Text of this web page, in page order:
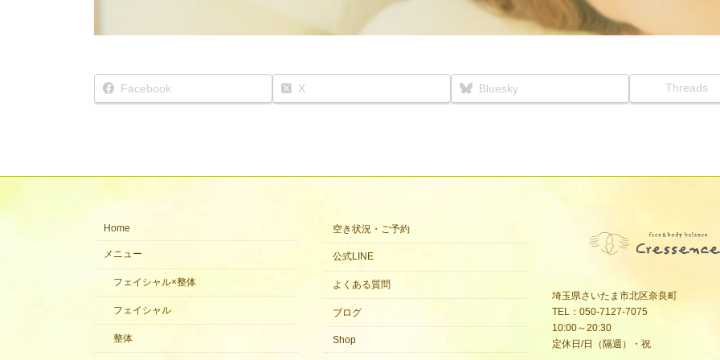
Facebook X Bluesky Threads
Home
メニュー
フェイシャル×整体
フェイシャル
整体
空き状況・ご予約
公式LINE
よくある質問
ブログ
Shop
埼玉県さいたま市北区奈良町
TEL：050-7127-7075
10:00～20:30
定休日/日（隔週）・祝